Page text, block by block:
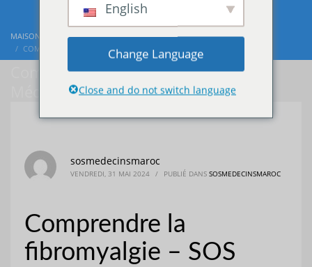
MAISON BLOG
SOSMEDECINSMAROC
COMPRENDRE LA FIBROMYALGIE – SOS MÉDECINS MAROC
Comprendre la fibromyalgie – SOS
Médecins Maroc
sosmedecinsmaroc
VENDREDI, 31 MAI 2024 / PUBLIÉ DANS SOSMEDECINSMAROC
Comprendre la
fibromyalgie – SOS
English
Change Language
Close and do not switch language